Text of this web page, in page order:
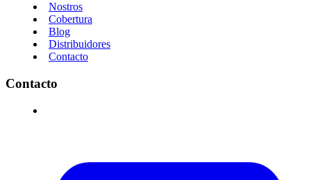
Nostros
Cobertura
Blog
Distribuidores
Contacto
Contacto